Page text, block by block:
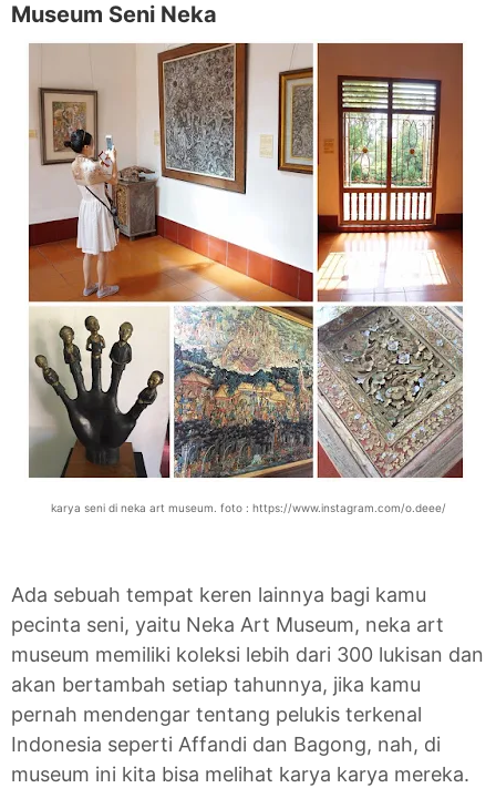
Museum Seni Neka
karya seni di neka art museum. foto : https://www.instagram.com/o.deee/
Ada sebuah tempat keren lainnya bagi kamu
pecinta seni, yaitu Neka Art Museum, neka art
museum memiliki koleksi lebih dari 300 lukisan dan
akan bertambah setiap tahunnya, jika kamu
pernah mendengar tentang pelukis terkenal
Indonesia seperti Affandi dan Bagong, nah, di
museum ini kita bisa melihat karya karya mereka.